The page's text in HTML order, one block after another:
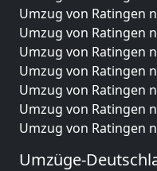
Umzug von Ratingen
Umzug von Ratingen
Umzug von Ratingen
Umzug von Ratingen
Umzug von Ratingen
Umzug von Ratingen
Umzug von Ratingen
Umzüge-